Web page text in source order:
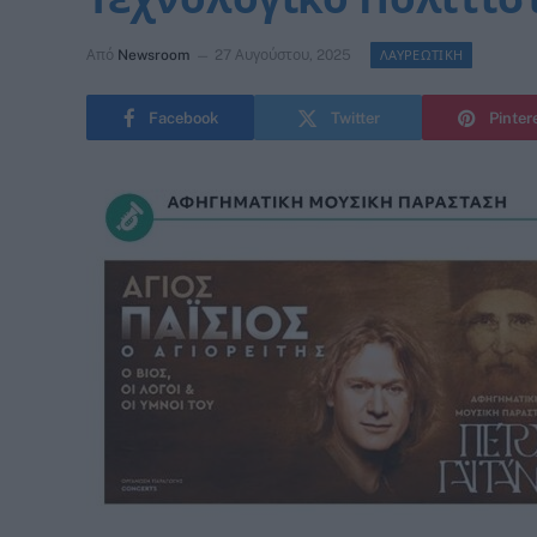
Από Newsroom 27 Αυγούστου, 2025 ΛΑΥΡΕΩΤΙΚΗ
Facebook Twitter